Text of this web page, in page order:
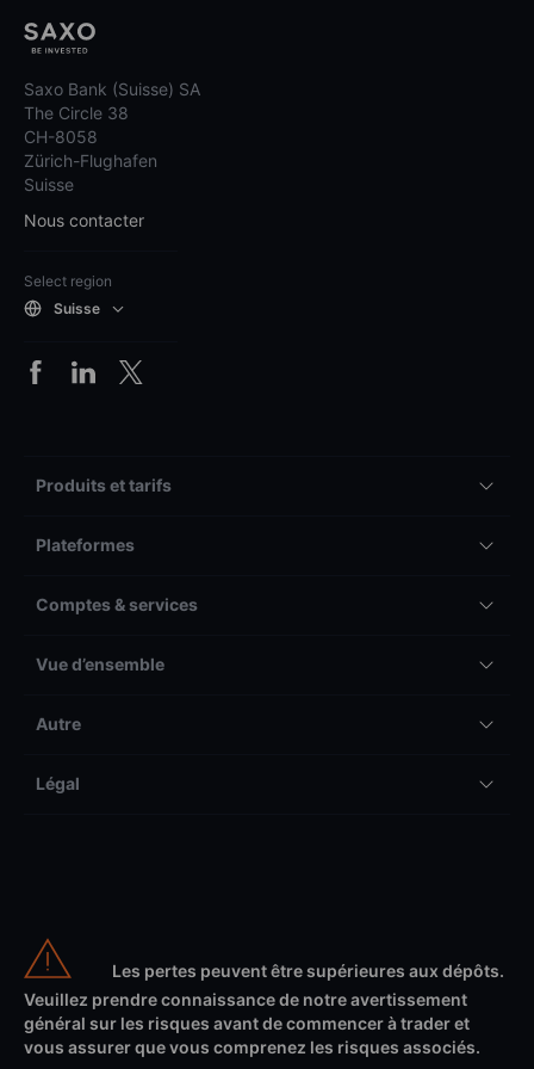
Saxo Bank (Suisse) SA
The Circle 38
CH-8058
Zürich-Flughafen
Suisse
Nous contacter
Select region
Suisse
Produits et tarifs
Plateformes
Comptes & services
Vue d’ensemble
Autre
Légal
Les pertes peuvent être supérieures aux dépôts.
Veuillez prendre connaissance de notre avertissement
général sur les risques avant de commencer à trader et
vous assurer que vous comprenez les risques associés.